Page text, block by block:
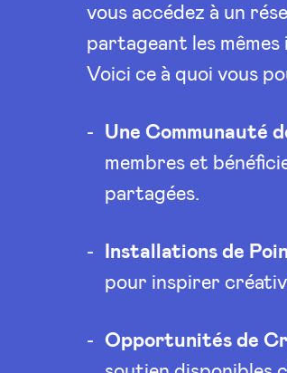
vous accédez à un
partageant les mêmes
Voici ce à quoi vous
Une Communauté
membres et
partagées.
Installations de
pour inspirer
Opportunités de